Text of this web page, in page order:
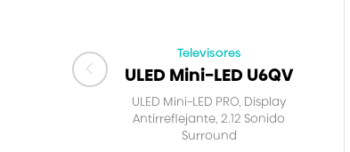
Televisores
ULED Mini-LED U6QV
ULED Mini-LED PRO, Display
Antirreflejante, 2.12 Sonido
Surround